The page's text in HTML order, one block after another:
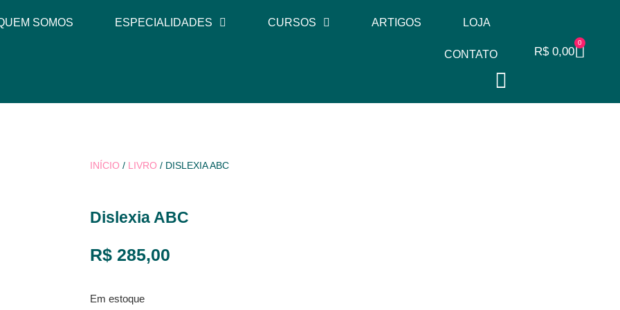
SOMOS ESPECIALIDADES CURSOS ARTIGOS LOJA
CONTATO R$0,00
0
INÍCIO / LIVRO / DISLEXIA ABC
Dislexia ABC
R$ 285,00
Em estoque